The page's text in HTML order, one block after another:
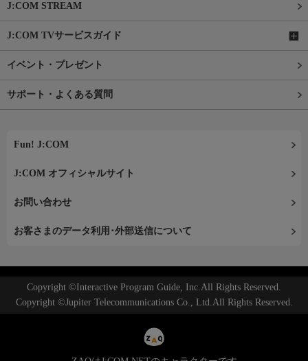
J:COM STREAM
J:COM TVサービスガイド
イベント・プレゼント
サポート・よくある質問
Fun! J:COM
J:COM オフィシャルサイト
お問い合わせ
お客さまのデータ利用･外部送信について
Copyright ©Interactive Program Guide, Inc.All Rights Reserved.
Copyright ©Jupiter Telecommunications Co., Ltd.All Rights Reserved.